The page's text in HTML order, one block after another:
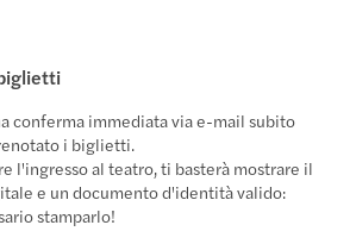
conferma immediata via e-mail subito
i biglietti.
l'ingresso al teatro, ti basterà mostrare il
e un documento d'identità valido:
stamparlo!